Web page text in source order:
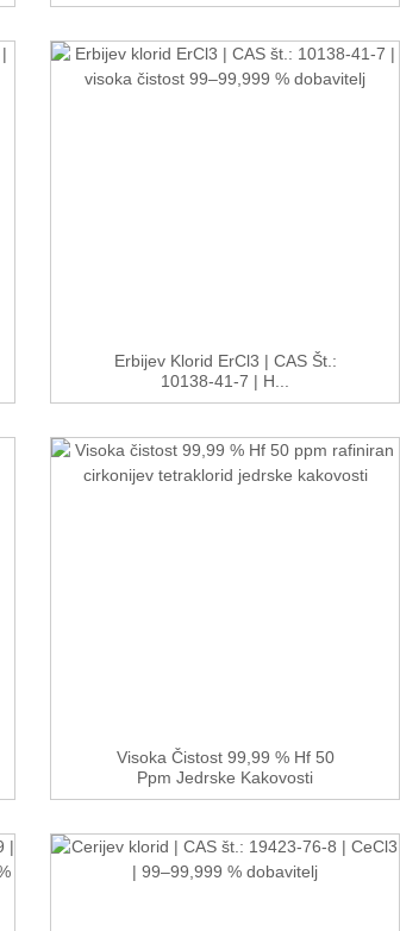
Erbijev Klorid ErCl3 | CAS Št.:
10138-41-7 | H...
Visoka Čistost 99,99 % Hf 50
Ppm Jedrske Kakovosti
Rafiniranje ...